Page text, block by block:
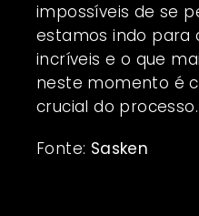
impossíveis de se
estamos indo para
incríveis e o que
neste momento é
crucial do processo.
Fonte: Sasken